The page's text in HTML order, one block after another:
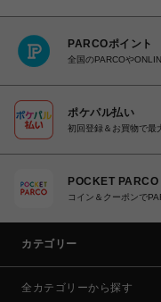
PARCOポイント
全国のPARCOや
ポケパル払い
初回登録＆お買物で最
POCKET PARCO
コイン＆クーポンで
カテゴリー
全カテゴリーから探す